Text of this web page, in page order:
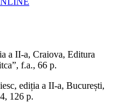
a II-a, Craiova, Editura
f.a., 66 p.
ediția a II-a, București,
126 p.